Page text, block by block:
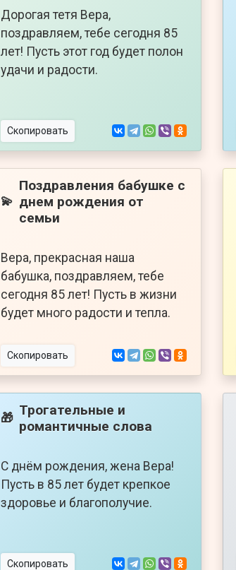
Дорогая тетя Вера,
поздравляем, тебе сегодня 85
лет! Пусть этот год будет полон
удачи и радости.
Скопировать
💫
Поздравления бабушке с
днем рождения от
семьи
Вера, прекрасная наша
бабушка, поздравляем, тебе
сегодня 85 лет! Пусть в жизни
будет много радости и тепла.
Скопировать
🎁 Трогательные и
романтичные слова
С днём рождения, жена Вера!
Пусть в 85 лет будет крепкое
здоровье и благополучие.
Скопировать